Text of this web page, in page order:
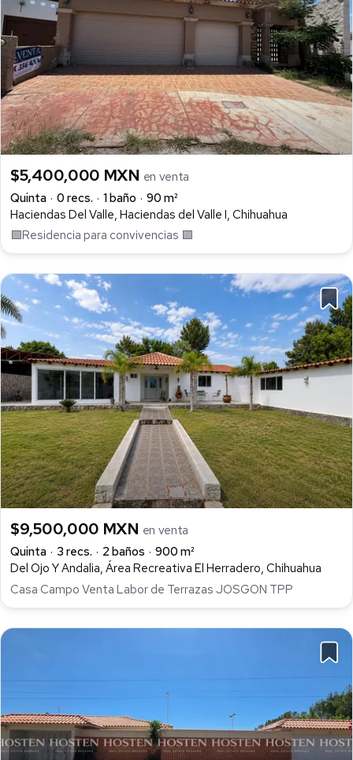
$5,400,000 MXN en venta
Quinta
0 recs. 1 baño
90 m²
Haciendas Del Valle, Haciendas del Valle I, Chihuahua
🟩Residencia para convivencias 🟩
$9,500,000 MXN en venta
Quinta
3 recs. 2 baños
900 m²
Del Ojo Y Andalia, Área Recreativa El Herradero, Chihuahua
Casa Campo Venta Labor de Terrazas JOSGON TPP